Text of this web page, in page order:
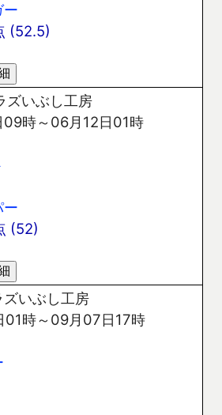
ー
(52.5)
ズいぶし工房
時～06月12日01時
ー
(52)
いぶし工房
時～09月07日17時